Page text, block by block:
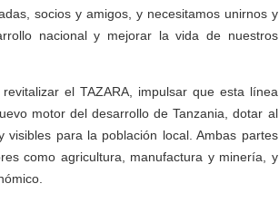
socios y amigos, y necesitamos unirnos y
nacional y mejorar la vida de nuestros
el TAZARA, impulsar que esta línea
motor del desarrollo de Tanzania, dotar al
para la población local. Ambas partes
como agricultura, manufactura y minería, y